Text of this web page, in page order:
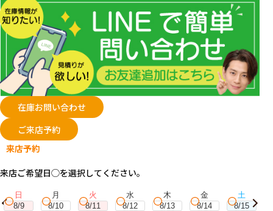
在庫お問い合わせ
ご来店予約
来店予約
来店ご希望日◯を選択してください。
日
8/9
月
8/10
火
8/11
水
8/12
木
8/13
金
8/14
土
8/15